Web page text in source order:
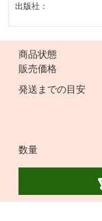
出版社：
商品状態
販売価格
発送までの目安
数量